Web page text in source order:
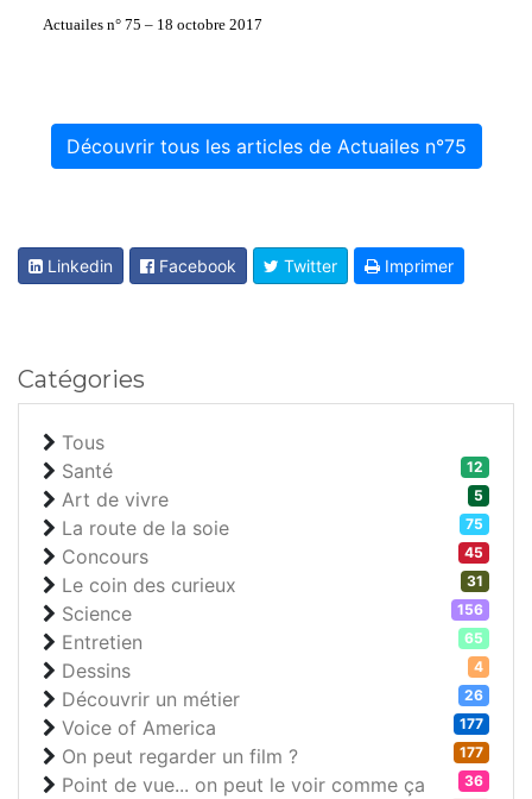
Actuailes n° 75 – 18 octobre 2017
Découvrir tous les articles de Actuailes n°75
Linkedin Facebook Twitter Imprimer
Catégories
Tous
Santé
12
Art de vivre 5
La route de la soie 75
Concours 45
Le coin des curieux 31
Science 156
Entretien 65
Dessins 4
Découvrir un métier 26
Voice of America 177
On peut regarder un film ? 177
Point de vue... on peut le voir comme ça 36